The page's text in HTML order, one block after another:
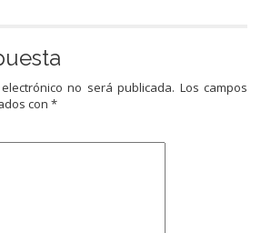
no será publicada. Los campos
con *